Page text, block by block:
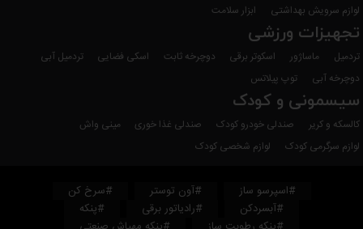
لوازم سرویش بهداشتی
ابزار سلامت
تجهیزات ورزشی
تردمیل ماساژور اسکوتر برقی دوچرخه ثابت اسکی فضایی
تردمیل آبی
دوچرخه آبی
توپ پیلاتس
سیسمونی و کودک
کالسکه و کریر صندلی خودرو کودک صندلی غذا خوری
مینی واش
لوازم سرگرمی کودک
لوازم شخصی کودک
#اسپرسو ساز #آون توستر
#سرخ کن
#آبسردکن
#رادیاتور برقی
#پنکه